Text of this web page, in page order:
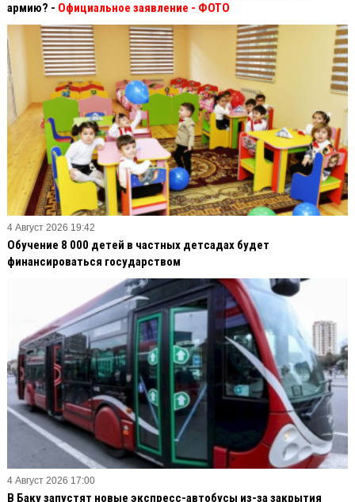
армию? - Официальное заявление - ФОТО
4 Август 2026 19:42
Обучение 8 000 детей в частных детсадах будет
финансироваться государством
4 Август 2026 17:00
В Баку запустят новые экспресс-автобусы из-за закрытия